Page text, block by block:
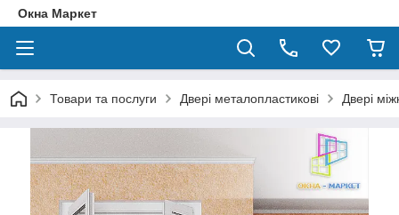
Окна Маркет
Товари та послуги Двері металопластикові Двері